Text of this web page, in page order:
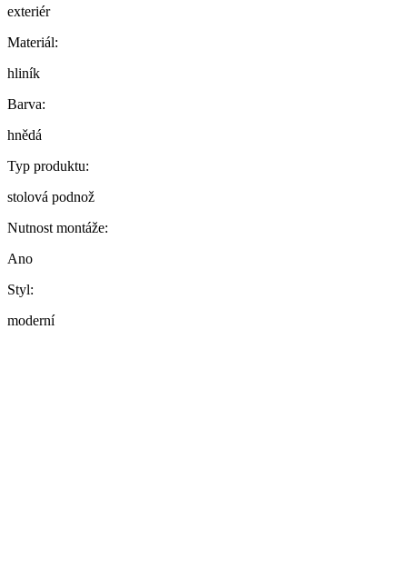
exteriér
Materiál:
hliník
Barva:
hnědá
Typ produktu:
stolová podnož
Nutnost montáže:
Ano
Styl:
moderní